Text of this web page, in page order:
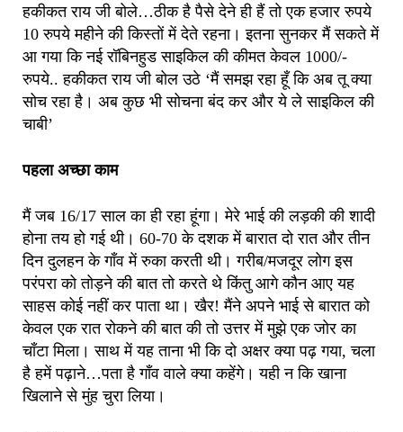
हकीकत राय जी बोले…ठीक है पैसे देने ही हैं तो एक हजार रुपये
10 रुपये महीने की किस्तों में देते रहना। इतना सुनकर मैं सकते में
आ गया कि नई रॉबिनहुड साइकिल की कीमत केवल 1000/-
रुपये.. हकीकत राय जी बोल उठे ‘मैं समझ रहा हूँ कि अब तू क्या
सोच रहा है। अब कुछ भी सोचना बंद कर और ये ले साइकिल की
चाबी’
पहला अच्छा काम
मैं जब 16/17 साल का ही रहा हूंगा। मेरे भाई की लड़की की शादी
होना तय हो गई थी। 60-70 के दशक में बारात दो रात और तीन
दिन दुलहन के गाँव में रुका करती थी। गरीब/मजदूर लोग इस
परंपरा को तोड़ने की बात तो करते थे किंतु आगे कौन आए यह
साहस कोई नहीं कर पाता था। खैर! मैंने अपने भाई से बारात को
केवल एक रात रोकने की बात की तो उत्तर में मुझे एक जोर का
चाँटा मिला। साथ में यह ताना भी कि दो अक्षर क्या पढ़ गया, चला
है हमें पढ़ाने…पता है गाँव वाले क्या कहेंगे। यही न कि खाना
खिलाने से मुंह चुरा लिया।